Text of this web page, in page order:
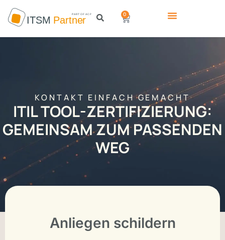
0
KONTAKT EINFACH GEMACHT
ITIL TOOL-ZERTIFIZIERUNG:
GEMEINSAM ZUM PASSENDEN
WEG
Anliegen schildern